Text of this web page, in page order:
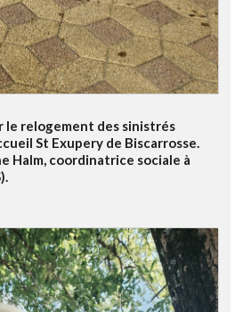
le relogement des sinistrés
St Exupery de Biscarrosse.
Halm, coordinatrice sociale à